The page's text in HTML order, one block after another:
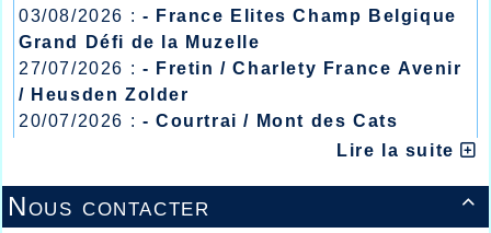
03/08/2026 : - France Elites Champ Belgique
Grand Défi de la Muzelle
27/07/2026 : - Fretin / Charlety France Avenir
/ Heusden Zolder
20/07/2026 : - Courtrai / Mont des Cats
- Lyon / Meeting Abeilles /Lire la suite

Nous contacter